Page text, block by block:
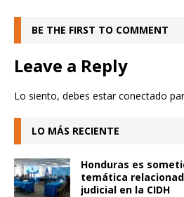
BE THE FIRST TO COMMENT
Leave a Reply
Lo siento, debes estarconectado
LO MÁS RECIENTE
Honduras es
temática
judicial en la CIDH